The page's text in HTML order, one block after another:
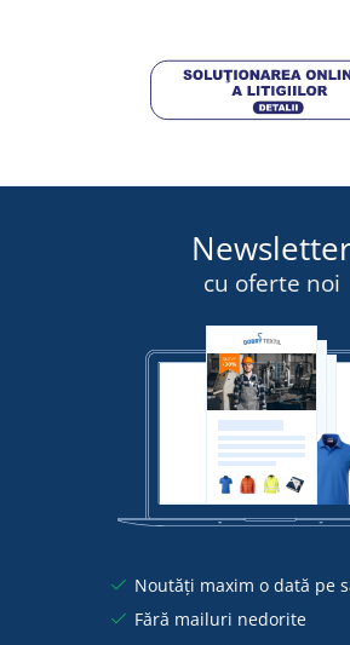
cu oferte noi
Noutăți maxim o dată pe
Fără mailuri nedorite